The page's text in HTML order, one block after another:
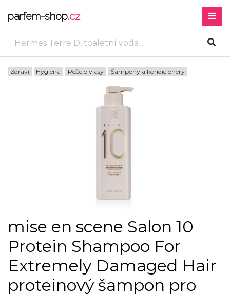
parfem-shop.cz
Zdraví Hygiena Péče o vlasy Šampony a kondicionéry
mise en scene Salon 10
Protein Shampoo For
Extremely Damaged Hair
proteinový šampon pro